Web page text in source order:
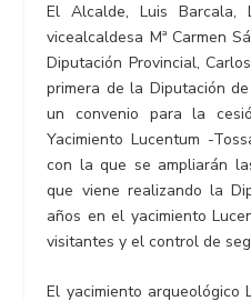
El Alcalde, Luis Barcala,
vicealcaldesa Mª Carmen
Diputación Provincial,
primera de la Diputación
un convenio para la
Yacimiento Lucentum -
con la que se ampliarán
que viene realizando la
años en el yacimiento
visitantes y el control de
El yacimiento arqueológico